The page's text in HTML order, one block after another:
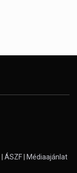
ÁSZF Médiaajánlat